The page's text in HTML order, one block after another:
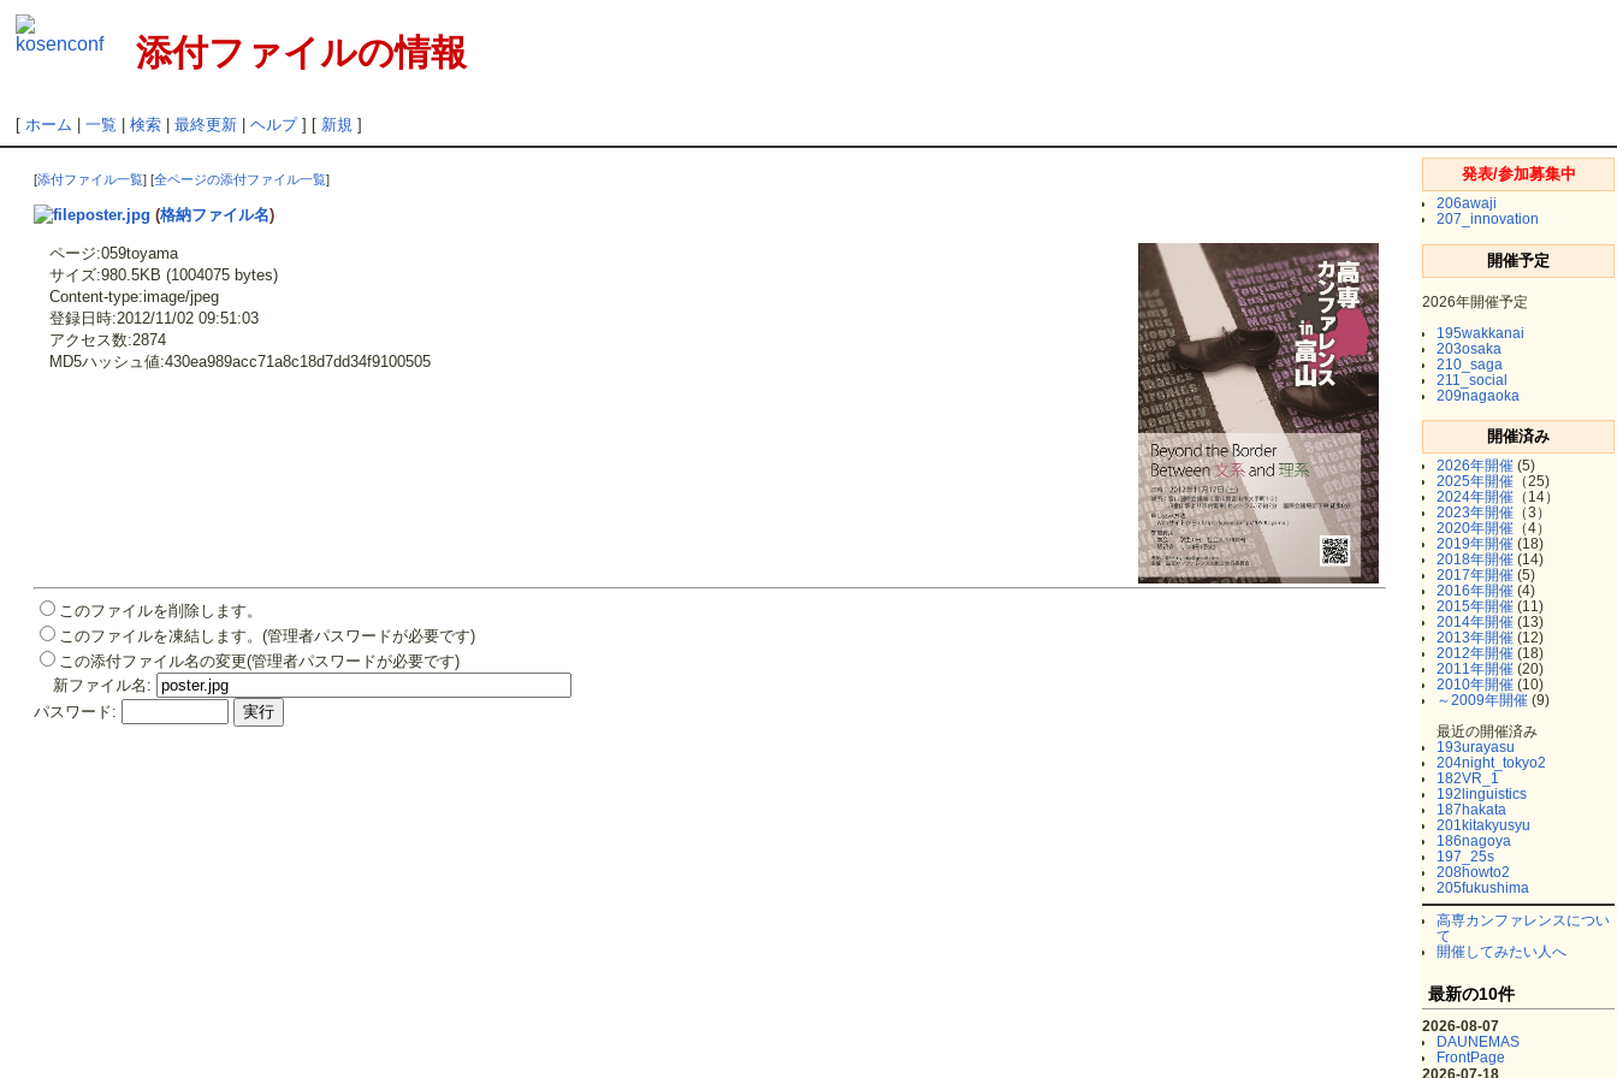
添付ファイルの情報
[ホーム |一覧 |検索 |最終更新 |ヘルプ] [ 新規 ]
[添付ファイル一覧] [全ページの添付ファイル一覧]
poster.jpg (格納ファイル名)
ページ:059toyama
サイズ:980.5KB (1004075 bytes)
Content-type:image/jpeg
登録日時:2012/11/02 09:51:03
アクセス数:2874
MD5ハッシュ値:430ea989acc71a8c18d7dd34f9100505
このファイルを削除します。
このファイルを凍結します。(管理者パスワードが必要です)
この添付ファイル名の変更(管理者パスワードが必要です)
新ファイル名:
パスワード:
発表/参加募集中
206awaji
207_innovation
開催予定
2026年開催予定
195wakkanai
203osaka
210_saga
211_social
209nagaoka
開催済み
2026年開催 (5)
2025年開催 （25)
2024年開催 （14）
2023年開催 （3）
2020年開催 （4）
2019年開催 (18)
2018年開催 (14)
2017年開催 (5)
2016年開催 (4)
2015年開催 (11)
2014年開催 (13)
2013年開催 (12)
2012年開催 (18)
2011年開催 (20)
2010年開催 (10)
～2009年開催 (9)
最近の開催済み
193urayasu
204night_tokyo2
182VR_1
192linguistics
187hakata
201kitakyusyu
186nagoya
197_25s
208howto2
205fukushima
高専カンファレンスについ
て
開催してみたい人へ
最新の10件
2026-08-07
DAUNEMAS
FrontPage
2026-07-18